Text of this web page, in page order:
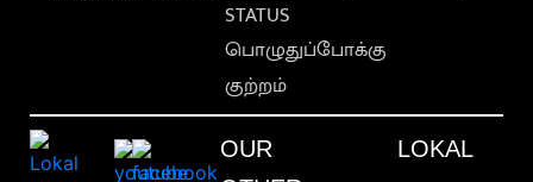
STATUS
பொழுதுப்போக்கு
குற்றம்
OUR
LOKAL